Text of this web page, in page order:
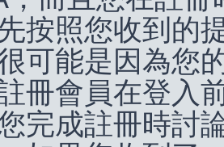
按照您收到的
可能是因為您
冊會員在登入
完成註冊時討